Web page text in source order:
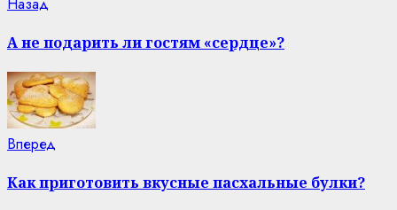
Continue
Reading
А не подарить ли гостям «сердце»?
Вперед
Как приготовить вкусные пасхальные булки?